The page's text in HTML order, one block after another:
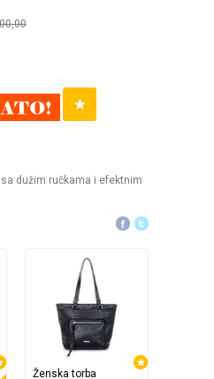
dužim ručkama i efektnim
Ženska torba